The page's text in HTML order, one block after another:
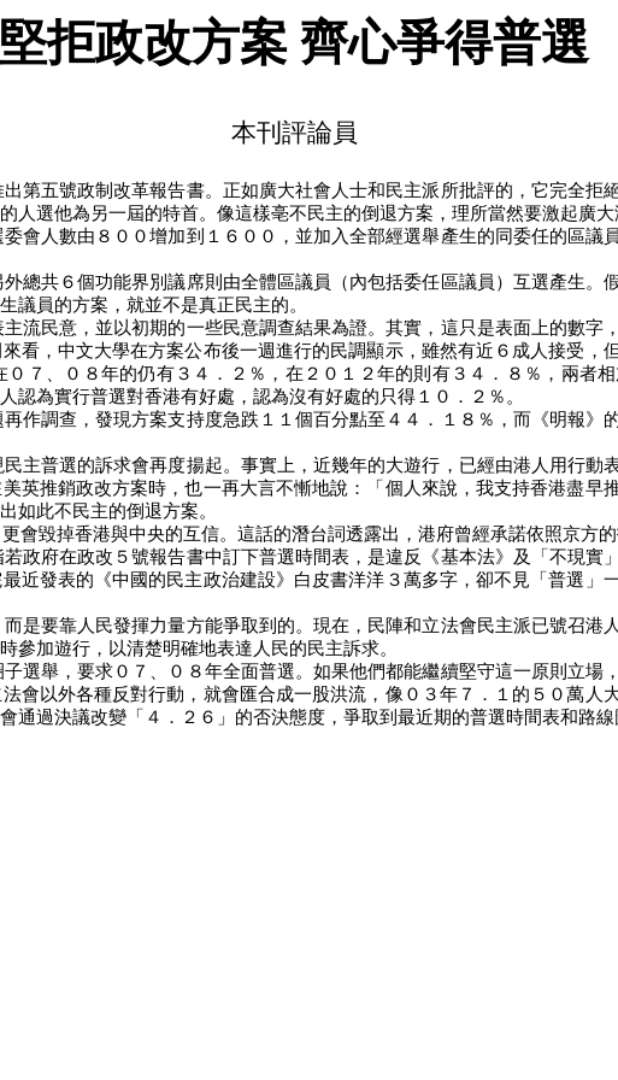
堅拒政改方案 齊心爭得普選
本刊評論員
第五號政制改革報告書。正如廣大社會人士和民主派所批評的，它完全
選他為另一屆的特首。像這樣亳不民主的倒退方案，理所當然要激起廣大
會人數由８００增加到１６００，並加入全部經選舉產生的同委任的區
總共６個功能界別議席則由全體區議員（內包括委任區議員）互選產生
議員的方案，就並不是真正民主的。
流民意，並以初期的一些民意調查結果為證。其實，這只是表面上的數
看，中文大學在方案公布後一週進行的民調顯示，雖然有近６成人接受
７、０８年的仍有３４．２％，在２０１２年的則有３４．８％，兩者
認為實行普選對香港有好處，認為沒有好處的只得１０．２％。
作調查，發現方案支持度急跌１１個百分點至４４．１８％，而《明報
主普選的訴求會再度揚起。事實上，近幾年的大遊行，已經由港人用行
英推銷政改方案時，也一再大言不慚地說：「個人來說，我支持香港盡早
如此不民主的倒退方案。
會毀掉香港與中央的互信。這話的潛台詞透露出，港府曾經承諾依照京方的
政府在政改５號報告書中訂下普選時間表，是違反《基本法》及「不現
近發表的《中國的民主政治建設》白皮書洋洋３萬多字，卻不見「普選」
是要靠人民發揮力量方能爭取到的。現在，民陣和立法會民主派已號召港
參加遊行，以清楚明確地表達人民的民主訴求。
選舉，要求０７、０８年全面普選。如果他們都能繼續堅守這一原則立
會以外各種反對行動，就會匯合成一股洪流，像０３年７．１的５０萬人
過決議改變「４．２６」的否決態度，爭取到最近期的普選時間表和路線